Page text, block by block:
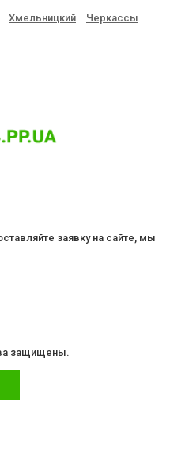
Хмельницкий Черкассы
заявку на сайте, мы
защищены.